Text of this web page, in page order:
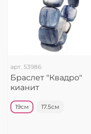
арт. 53986
Браслет "Квадро"
кианит
19см 17.5см